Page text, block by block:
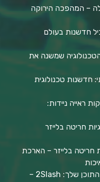
– המהפכה הירוקה
חדשנות בעולם
שמשנה את
חדשנות טכנולוגית
ראייה ניידות:
חריטה בלייזר
בלייזר – הארכת
הכלי שישפר את כתיבת התוכן שלך: 2Slash –